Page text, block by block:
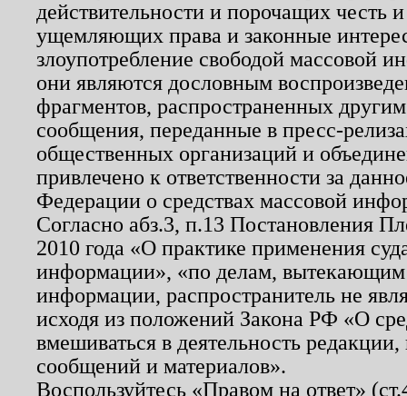
действительности и порочащих честь
ущемляющих права и законные
злоупотребление свободой массовой
они являются дословным
фрагментов, распространенных
сообщения, переданные в пресс-
общественных организаций и
привлечено к ответственности за
Федерации о средствах массовой
Согласно абз.3, п.13 Постановления
2010 года «О практике применения
информации», «по делам, вытекающим
информации, распространитель не
исходя из положений Закона РФ «О
вмешиваться в деятельность
сообщений и материалов».
Воспользуйтесь «Правом на ответ»